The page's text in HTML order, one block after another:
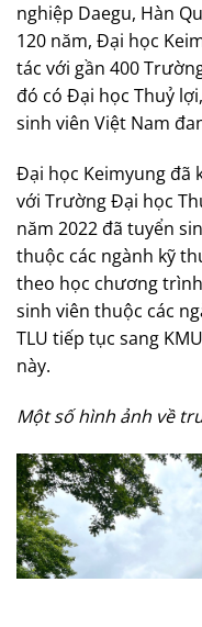
nghiệp Daegu, Hàn
120 năm, Đại học
tác với gần 400
đó có Đại học Thuỷ
sinh viên Việt Nam
Đại học Keimyung đã
với Trường Đại học
năm 2022 đã tuyển
thuộc các ngành kỹ
theo học chương trình
sinh viên thuộc các
TLU tiếp tục sang
này.
Một số hình ảnh về